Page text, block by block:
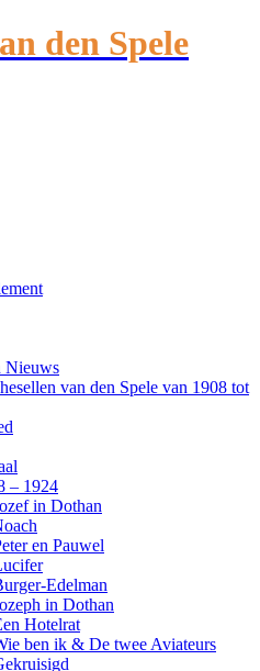
den Spele
Nieuws
van den Spele van 1908 tot
– 1924
in Dothan
en Pauwel
Edelman
in Dothan
Hotelrat
ben ik & De twee Aviateurs